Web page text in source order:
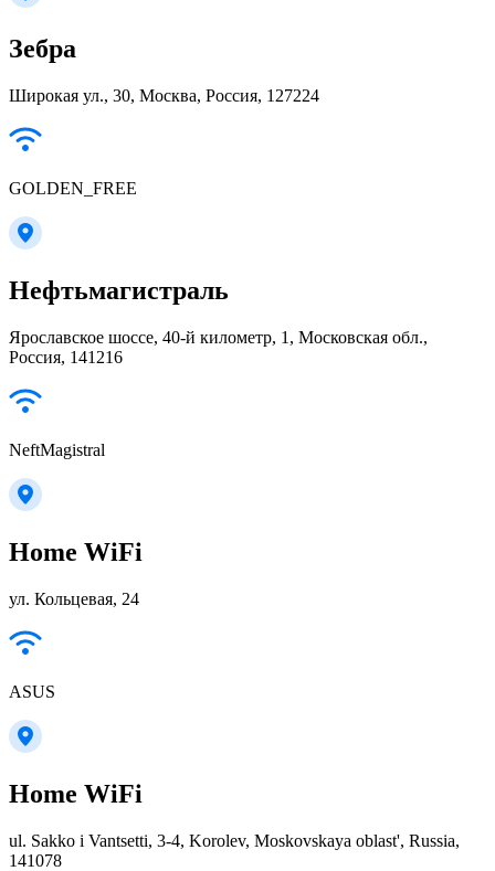
Зебра
Широкая ул., 30, Москва, Россия, 127224
GOLDEN_FREE
Нефтьмагистраль
Ярославское шоссе, 40-й километр, 1, Московская обл.,
Россия, 141216
NeftMagistral
Home WiFi
ул. Кольцевая, 24
ASUS
Home WiFi
ul. Sakko i Vantsetti, 3-4, Korolev, Moskovskaya oblast', Russia,
141078